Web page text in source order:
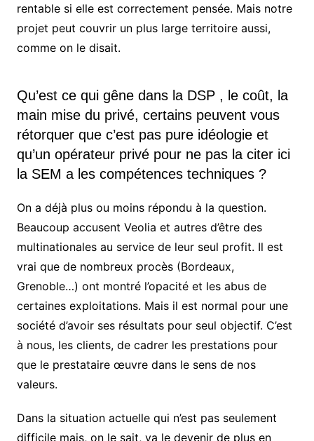
rentable si elle est correctement pensée. Mais notre
projet peut couvrir un plus large territoire aussi,
comme on le disait.
Qu’est ce qui gêne dans la DSP , le coût, la
main mise du privé, certains peuvent vous
rétorquer que c’est pas pure idéologie et
qu’un opérateur privé pour ne pas la citer ici
la SEM a les compétences techniques ?
On a déjà plus ou moins répondu à la question.
Beaucoup accusent Veolia et autres d’être des
multinationales au service de leur seul profit. Il est
vrai que de nombreux procès (Bordeaux,
Grenoble…) ont montré l’opacité et les abus de
certaines exploitations. Mais il est normal pour une
société d’avoir ses résultats pour seul objectif. C’est
à nous, les clients, de cadrer les prestations pour
que le prestataire œuvre dans le sens de nos
valeurs.
Dans la situation actuelle qui n’est pas seulement
difficile mais, on le sait, va le devenir de plus en